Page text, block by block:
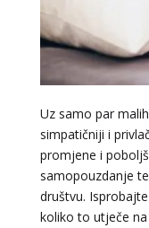
Uz samo par
simpatičniji i
promjene i
samopouzdanje
društvu.
koliko to utječe
TEHNIKE: